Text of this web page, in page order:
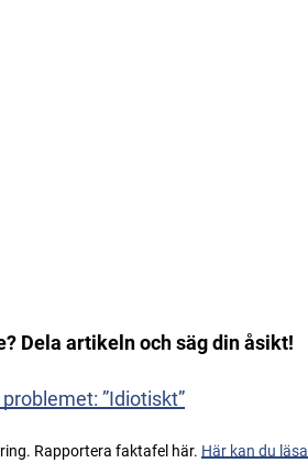
Dela artikeln och säg din åsikt!
”Idiotiskt”
Rapportera faktafel här. Här kan du läsa